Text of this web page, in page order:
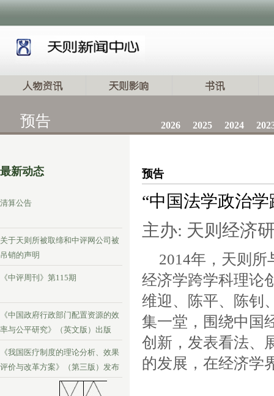
预告 2026 2025 2024
最新动态
清算公告
关于天则所被取缔和中评网公司被
吊销的声明
《中评周刊》第115期
《中国政府行政部门配置资源的效
率与公平研究》（英文版）出版
《我国医疗制度的理论分析、效果
评价与改革方案》（第三版）发布
《中评周刊》第114期
预告
“中国法学政治
主办: 天则经济
2014年，天则
经济学跨学科理论
维迎、陈平、陈钊
集一堂，围绕中国
创新，发表看法、
的发展，在经济学